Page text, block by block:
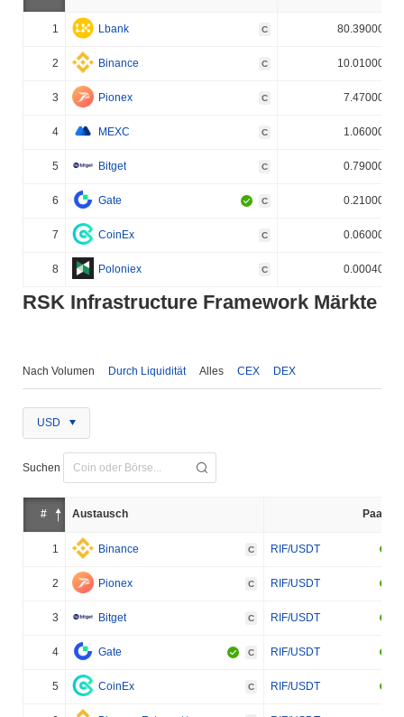
1 Lbank C 80.390000%
2 Binance C 10.010000%
3 Pionex C 7.470000%
4 MEXC C 1.060000%
5 Bitget C 0.790000%
6 Gate C 0.210000%
7 CoinEx C 0.060000%
8 Poloniex C 0.000400%
RSK Infrastructure Framework Märkte
Nach Volumen Durch Liquidität Alles CEX DEX
USD
Suchen
# Austausch Paar
1 Binance C RIF/USDT
2 Pionex C RIF/USDT
3 Bitget C RIF/USDT
4 Gate C RIF/USDT
5 CoinEx C RIF/USDT